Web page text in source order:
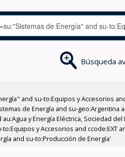
Búsqueda
and su-to:Equipos y Accesorios
de Energía and su-geo:Argentina
y Energía Eléctrica, Sociedad
y Accesorios and
and su-to:Producción de Energía'